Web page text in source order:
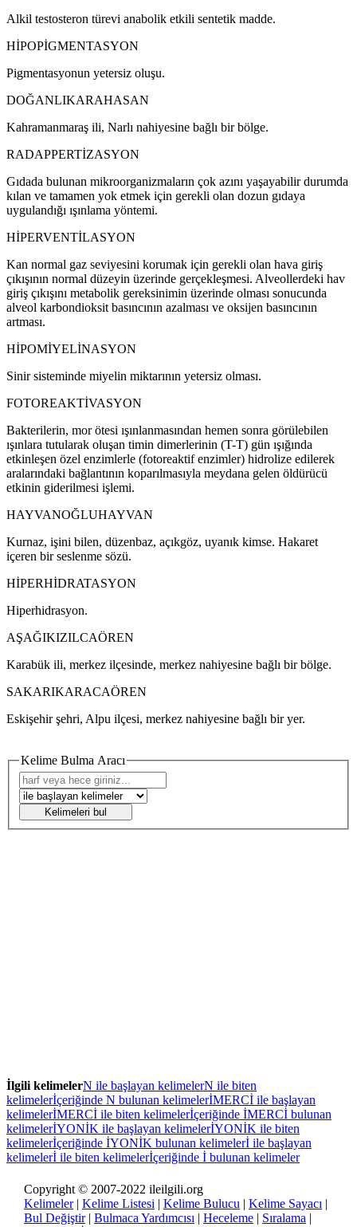
Alkil testosteron türevi anabolik etkili sentetik madde.
HİPOPİGMENTASYON
Pigmentasyonun yetersiz oluşu.
DOĞANLIKARAHASAN
Kahramanmaraş ili, Narlı nahiyesine bağlı bir bölge.
RADAPPERTİZASYON
Gıdada bulunan mikroorganizmaların çok azını yaşayabilir durumda
kılan ve tamamen yok etmek için gerekli olan dozun gıdaya
uygulandığı ışınlama yöntemi.
HİPERVENTİLASYON
Kan normal gaz seviyesini korumak için gerekli olan hava giriş
çıkışının normal düzeyin üzerinde gerçekleşmesi. Alveollerdeki hav
giriş çıkışını metabolik gereksinimin üzerinde olması sonucunda
alveol karbondioksit basıncının azalması ve oksijen basıncının
artması.
HİPOMİYELİNASYON
Sinir sisteminde miyelin miktarının yetersiz olması.
FOTOREAKTİVASYON
Bakterilerin, mor ötesi ışınlanmasından hemen sonra görülebilen
ışınlara tutularak oluşan timin dimerlerinin (T-T) gün ışığında
etkinleşen özel enzimlerle (fotoreaktif enzimler) hidrolize edilerek
aralarındaki bağlantının koparılmasıyla meydana gelen öldürücü
etkinin giderilmesi işlemi.
HAYVANOĞLUHAYVAN
Kurnaz, işini bilen, düzenbaz, açıkgöz, uyanık kimse. Hakaret
içeren bir seslenme sözü.
HİPERHİDRATASYON
Hiperhidrasyon.
AŞAĞIKIZILCAÖREN
Karabük ili, merkez ilçesinde, merkez nahiyesine bağlı bir bölge.
SAKARIKARACAÖREN
Eskişehir şehri, Alpu ilçesi, merkez nahiyesine bağlı bir yer.
Kelime Bulma Aracı
İlgili kelimelerN ile başlayan kelimelerN ile biten
kelimelerİçeriğinde N bulunan kelimelerİMERCİ ile başlayan
kelimelerİMERCİ ile biten kelimelerİçeriğinde İMERCİ bulunan
kelimelerİYONİK ile başlayan kelimelerİYONİK ile biten
kelimelerİçeriğinde İYONİK bulunan kelimelerİ ile başlayan
kelimelerİ ile biten kelimelerİçeriğinde İ bulunan kelimeler
Copyright © 2007-2022 ileilgili.org
Kelimeler| Kelime Listesi | Kelime Bulucu | Kelime Sayacı |
Bul Değiştir| Bulmaca Yardımcısı | Heceleme | Sıralama |